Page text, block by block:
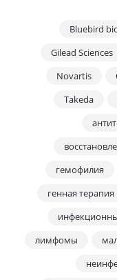
Bluebird
Gilead Sciences
Novartis
Takeda
гемофилия
генная терапия
лимфомы